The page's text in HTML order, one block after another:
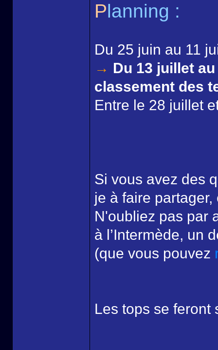
Planning :
Du 25 juin au 11
→ Du 13 juillet
classement des
Entre le 28 juillet
Si vous avez des
je à faire
N'oubliez pas par
à l’Intermède, un
(que vous pouvez
Les tops se feront